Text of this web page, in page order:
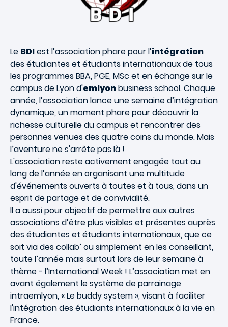
Le BDIest l’association phare pour l’intégration
des étudiantes et étudiants internationaux de tous
les programmes BBA, PGE, MSc et en échange sur le
campus de Lyon d'emlyonbusiness school. Chaque
année, l’association lance une semaine d’intégration
dynamique, un moment phare pour découvrir la
richesse culturelle du campus et rencontrer des
personnes venues des quatre coins du monde. Mais
l’aventure ne s'arrête pas là !
L'association reste activement engagée tout au
long de l’année en organisant une multitude
d'événements ouverts à toutes et à tous, dans un
esprit de partage et de convivialité.
Il a aussi pour objectif de permettre aux autres
associations d’être plus visibles et présentes auprès
des étudiantes et étudiants internationaux, que ce
soit via des collab’ ou simplement en les conseillant,
toute l’année mais surtout lors de leur semaine à
thème - l’International Week ! L’association met en
avant également le système de parrainage
intraemlyon, « Le buddy system », visant à faciliter
l'intégration des étudiants internationaux à la vie en
France.